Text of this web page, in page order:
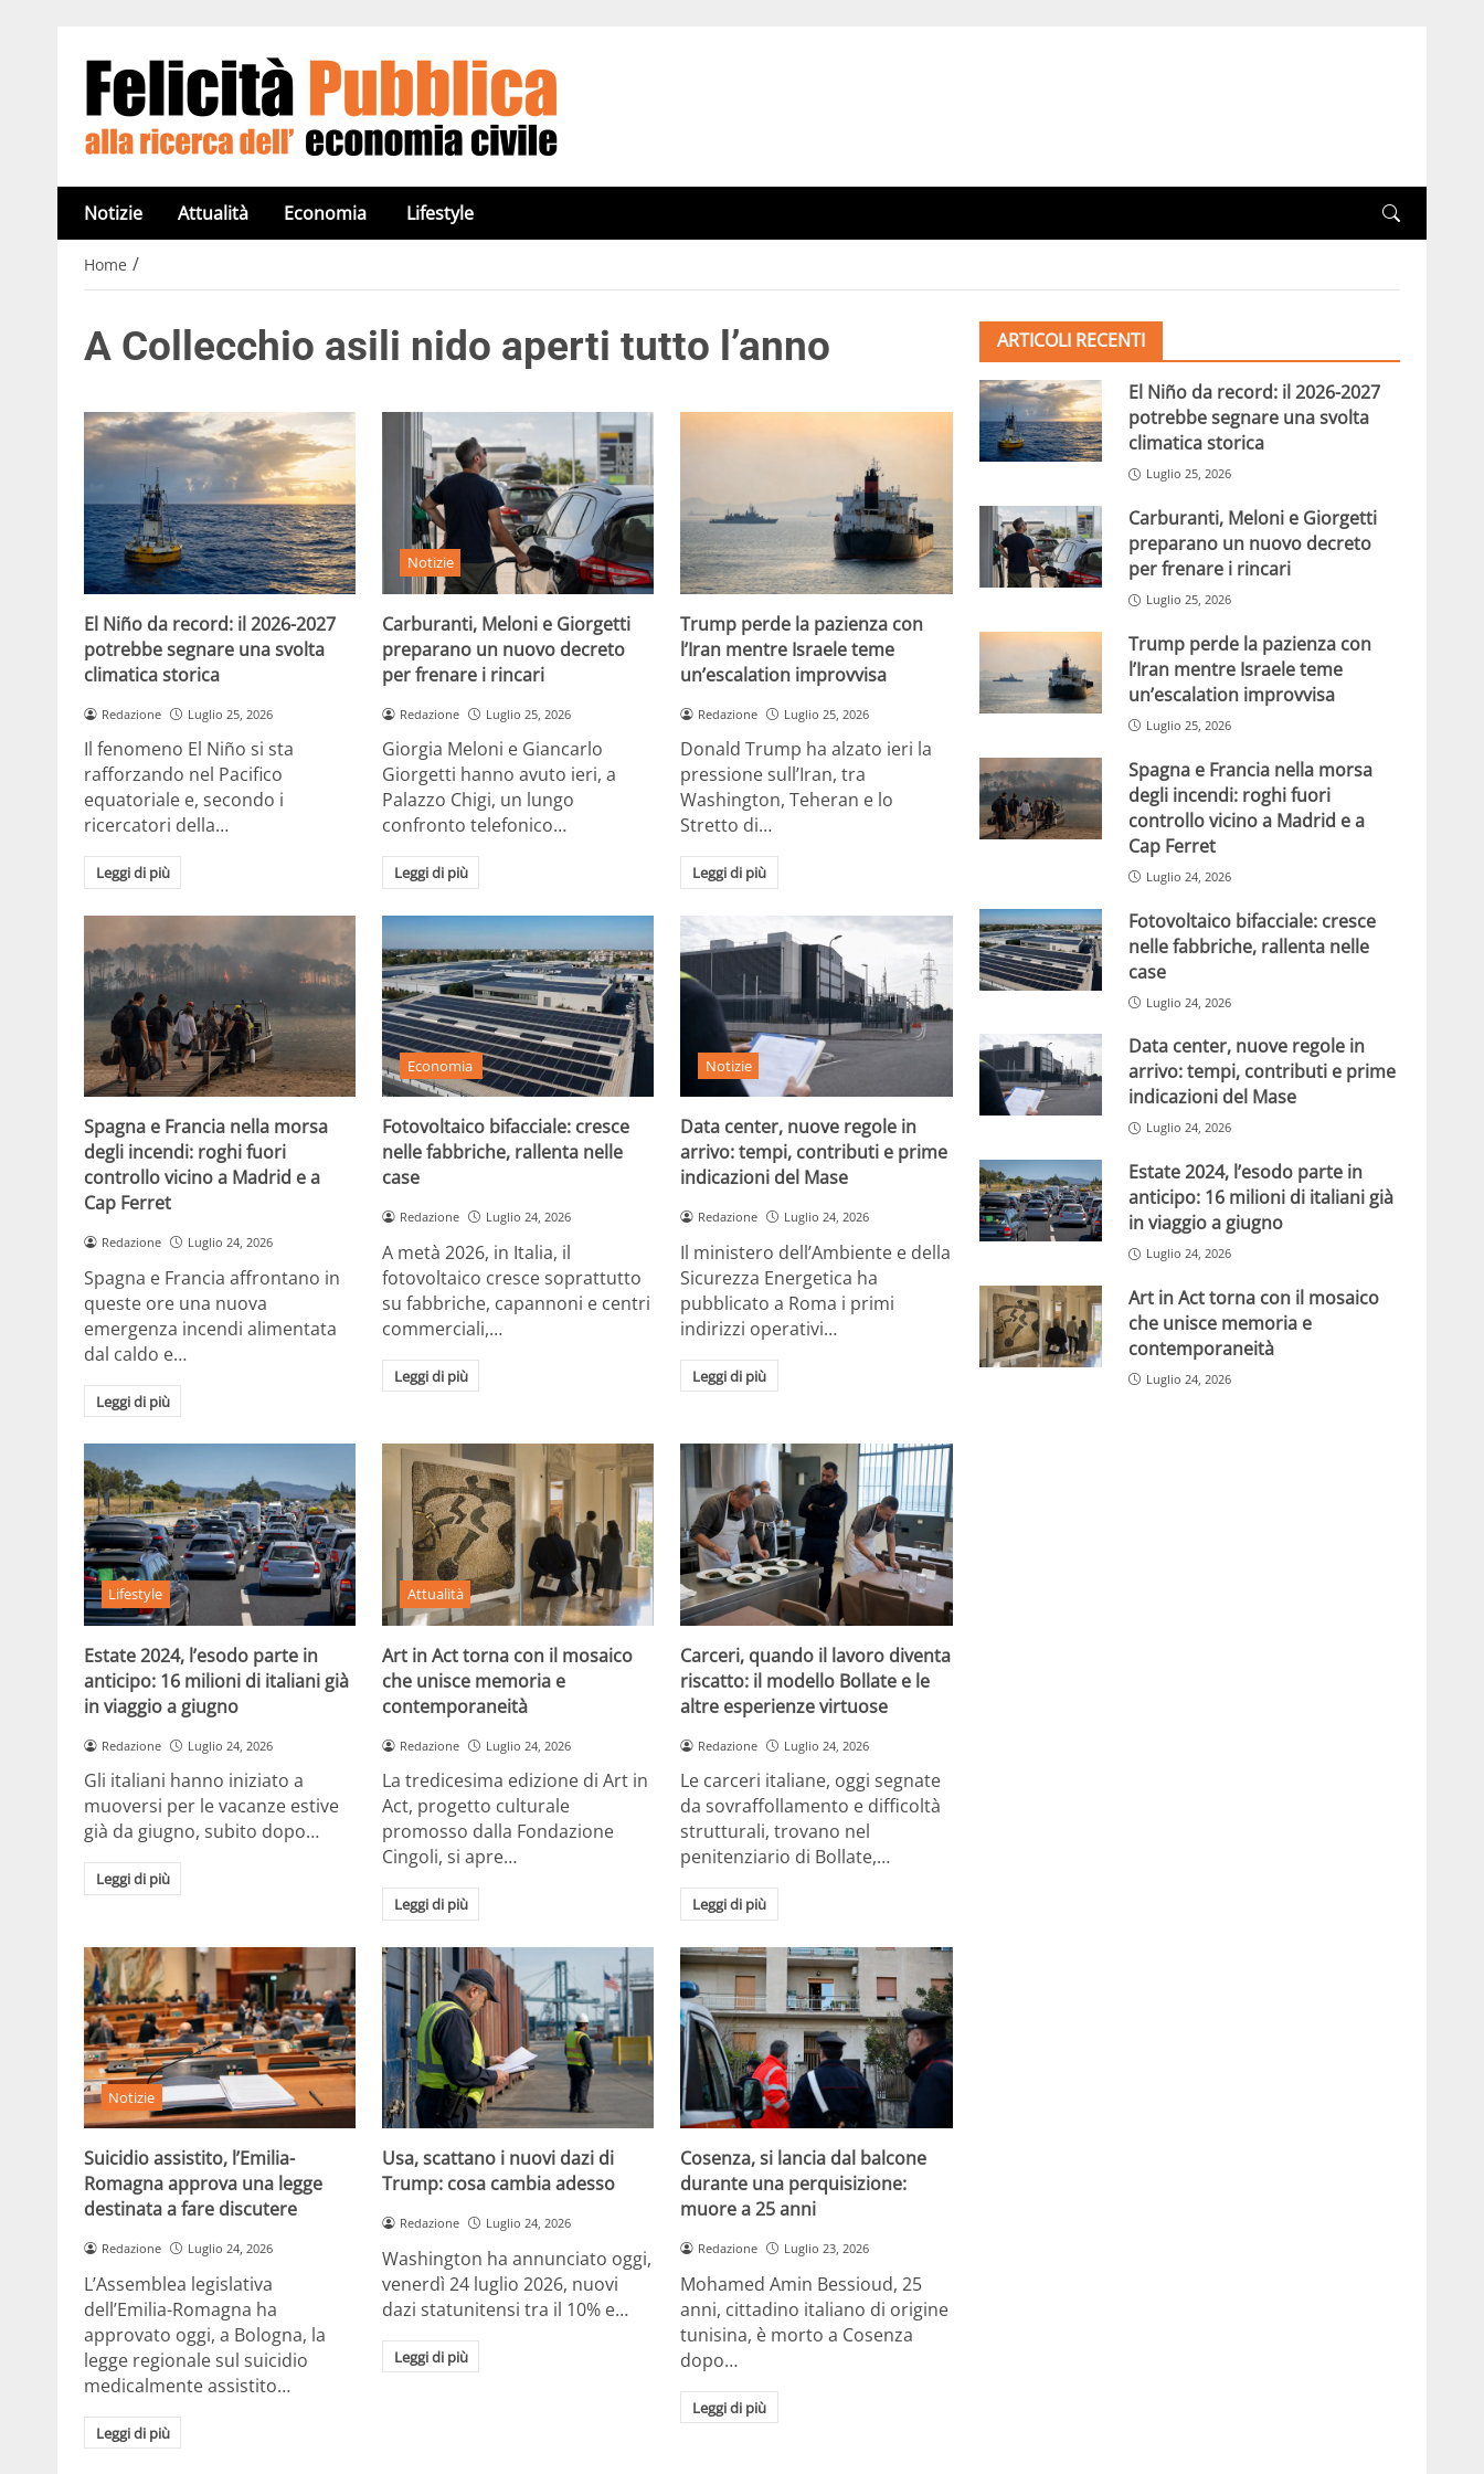
Notizie Attualità Economia Lifestyle
Home /
A Collecchio asili nido aperti tutto l’anno
El Niño da record: il 2026-2027
potrebbe segnare una svolta
climatica storica
Redazione Luglio 25, 2026
Il fenomeno El Niño si sta
rafforzando nel Pacifico
equatoriale e, secondo i
ricercatori della…
Leggi di più
Notizie
Carburanti, Meloni e Giorgetti
preparano un nuovo decreto
per frenare i rincari
Redazione Luglio 25, 2026
Giorgia Meloni e Giancarlo
Giorgetti hanno avuto ieri, a
Palazzo Chigi, un lungo
confronto telefonico…
Leggi di più
Trump perde la pazienza con
l’Iran mentre Israele teme
un’escalation improvvisa
Redazione Luglio 25, 2026
Donald Trump ha alzato ieri la
pressione sull’Iran, tra
Washington, Teheran e lo
Stretto di…
Leggi di più
Spagna e Francia nella morsa
degli incendi: roghi fuori
controllo vicino a Madrid e a
Cap Ferret
Redazione Luglio 24, 2026
Spagna e Francia affrontano in
queste ore una nuova
emergenza incendi alimentata
dal caldo e…
Leggi di più
Economia
Fotovoltaico bifacciale: cresce
nelle fabbriche, rallenta nelle
case
Redazione Luglio 24, 2026
A metà 2026, in Italia, il
fotovoltaico cresce soprattutto
su fabbriche, capannoni e centri
commerciali,…
Leggi di più
Notizie
Data center, nuove regole in
arrivo: tempi, contributi e prime
indicazioni del Mase
Redazione Luglio 24, 2026
Il ministero dell’Ambiente e della
Sicurezza Energetica ha
pubblicato a Roma i primi
indirizzi operativi…
Leggi di più
Lifestyle
Estate 2024, l’esodo parte in
anticipo: 16 milioni di italiani già
in viaggio a giugno
Redazione Luglio 24, 2026
Gli italiani hanno iniziato a
muoversi per le vacanze estive
già da giugno, subito dopo…
Leggi di più
Attualità
Art in Act torna con il mosaico
che unisce memoria e
contemporaneità
Redazione Luglio 24, 2026
La tredicesima edizione di Art in
Act, progetto culturale
promosso dalla Fondazione
Cingoli, si apre…
Leggi di più
Carceri, quando il lavoro diventa
riscatto: il modello Bollate e le
altre esperienze virtuose
Redazione Luglio 24, 2026
Le carceri italiane, oggi segnate
da sovraffollamento e difficoltà
strutturali, trovano nel
penitenziario di Bollate,…
Leggi di più
Notizie
Suicidio assistito, l’Emilia-
Romagna approva una legge
destinata a fare discutere
Redazione Luglio 24, 2026
L’Assemblea legislativa
dell’Emilia-Romagna ha
approvato oggi, a Bologna, la
legge regionale sul suicidio
medicalmente assistito…
Leggi di più
Usa, scattano i nuovi dazi di
Trump: cosa cambia adesso
Redazione Luglio 24, 2026
Washington ha annunciato oggi,
venerdì 24 luglio 2026, nuovi
dazi statunitensi tra il 10% e…
Leggi di più
Cosenza, si lancia dal balcone
durante una perquisizione:
muore a 25 anni
Redazione Luglio 23, 2026
Mohamed Amin Bessioud, 25
anni, cittadino italiano di origine
tunisina, è morto a Cosenza
dopo…
Leggi di più
ARTICOLI RECENTI
El Niño da record: il 2026-2027
potrebbe segnare una svolta
climatica storica
Luglio 25, 2026
Carburanti, Meloni e Giorgetti
preparano un nuovo decreto
per frenare i rincari
Luglio 25, 2026
Trump perde la pazienza con
l’Iran mentre Israele teme
un’escalation improvvisa
Luglio 25, 2026
Spagna e Francia nella morsa
degli incendi: roghi fuori
controllo vicino a Madrid e a
Cap Ferret
Luglio 24, 2026
Fotovoltaico bifacciale: cresce
nelle fabbriche, rallenta nelle
case
Luglio 24, 2026
Data center, nuove regole in
arrivo: tempi, contributi e prime
indicazioni del Mase
Luglio 24, 2026
Estate 2024, l’esodo parte in
anticipo: 16 milioni di italiani già
in viaggio a giugno
Luglio 24, 2026
Art in Act torna con il mosaico
che unisce memoria e
contemporaneità
Luglio 24, 2026